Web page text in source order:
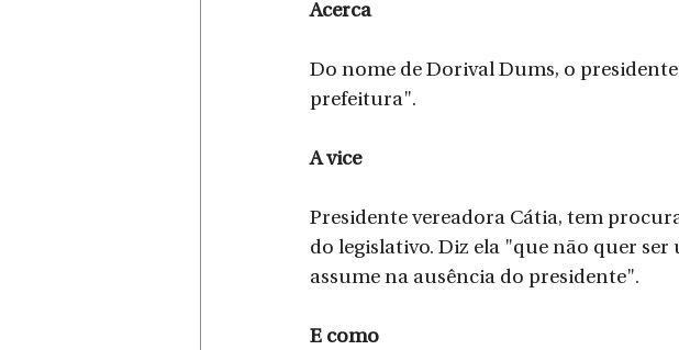
Acerca
Do nome de Dorival Dums, o
prefeitura".
A vice
Presidente vereadora Cátia, tem
do legislativo. Diz ela "que não quer
assume na ausência do presidente".
E como